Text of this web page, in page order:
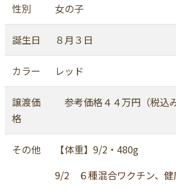
性別 女の子
誕生日 ８月３日
カラー レッド
譲渡価
格
参考価格４４万円（税込
その他
【体重】9/2・480g
9/2 ６種混合ワクチン、健